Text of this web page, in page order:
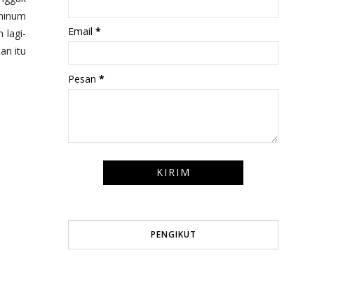
lagi-
itu
Email *
Pesan *
PENGIKUT